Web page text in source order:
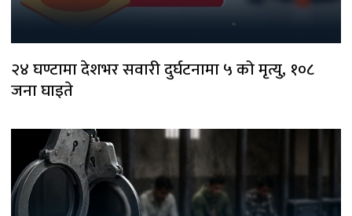
२४ घण्टामा देशभर सवारी दुर्घटनामा ५ को मृत्यु, १०८
जना घाइते